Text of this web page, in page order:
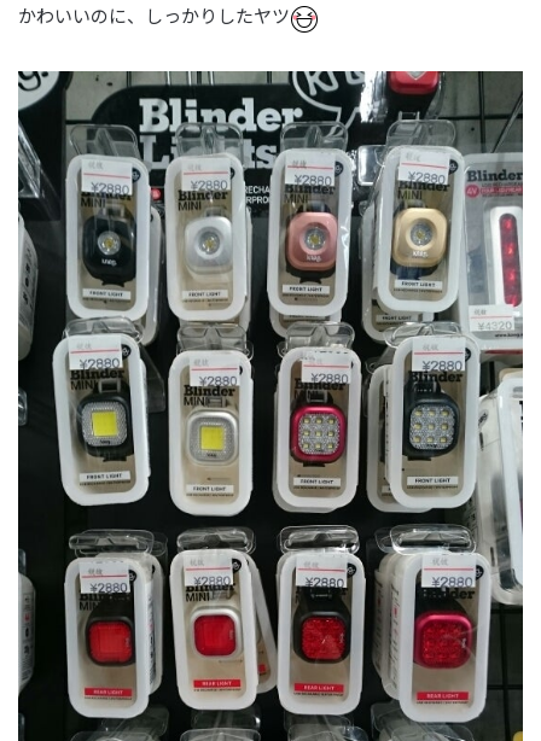
かわいいのに、しっかりしたヤツ